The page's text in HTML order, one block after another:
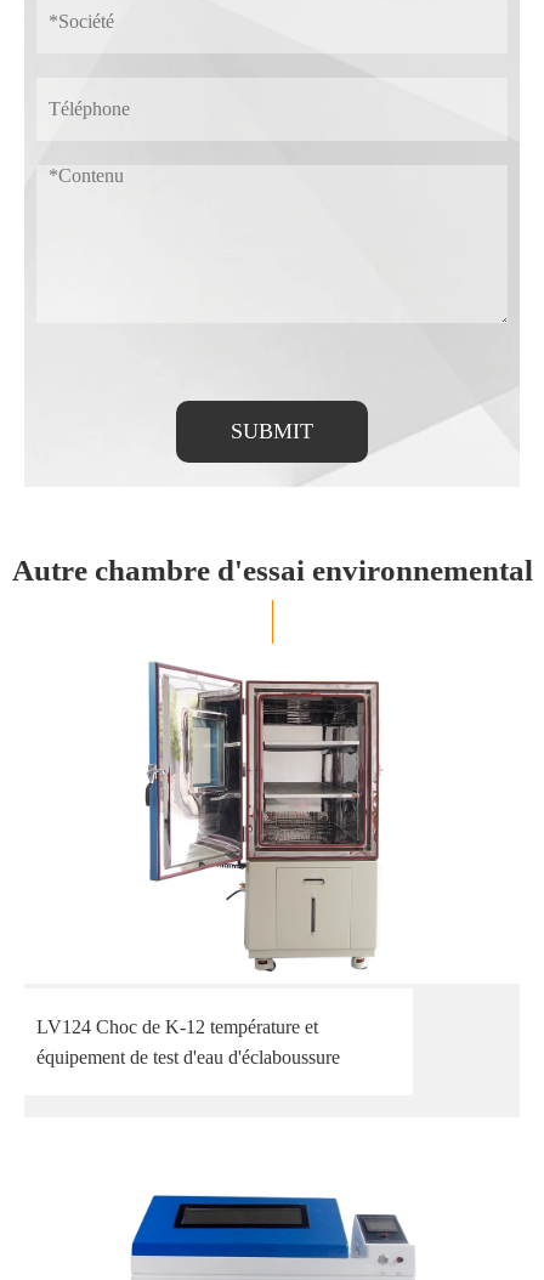
SUBMIT
Autre chambre d'essai environnemental
LV124 Choc de K-12 température et
équipement de test d'eau d'éclaboussure